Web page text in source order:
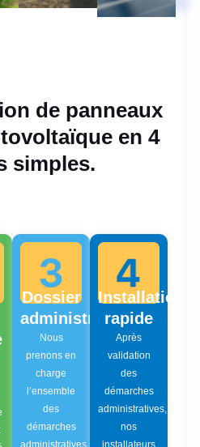
de panneaux
en 4
simples.
Dossier
administratif
Nous
prenons en
charge
l’ensemble
des
démarches
administratives
Installation
rapide
Après
validation
des
démarches
administratives,
nos
installateurs